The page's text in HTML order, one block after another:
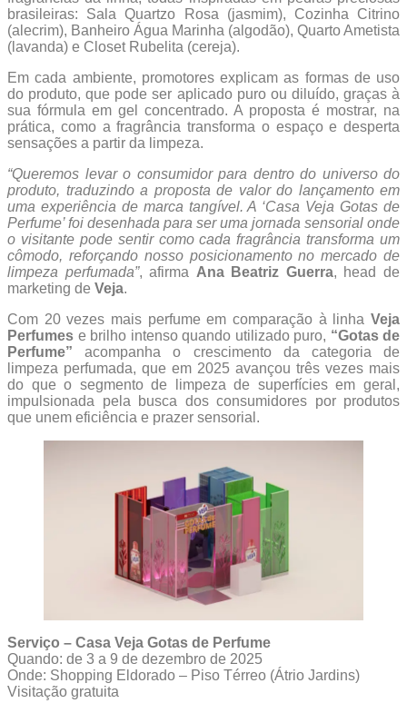
brasileiras: Sala Quartzo Rosa (jasmim), Cozinha Citrino
(alecrim), Banheiro Água Marinha (algodão), Quarto Ametista
(lavanda) e Closet Rubelita (cereja).
Em cada ambiente, promotores explicam as formas de uso
do produto, que pode ser aplicado puro ou diluído, graças à
sua fórmula em gel concentrado. A proposta é mostrar, na
prática, como a fragrância transforma o espaço e desperta
sensações a partir da limpeza.
“Queremos levar o consumidor para dentro do universo do
produto, traduzindo a proposta de valor do lançamento em
uma experiência de marca tangível. A ‘Casa Veja Gotas de
Perfume’ foi desenhada para ser uma jornada sensorial onde
o visitante pode sentir como cada fragrância transforma um
cômodo, reforçando nosso posicionamento no mercado de
limpeza perfumada”, afirma Ana Beatriz Guerra, head de
marketing de Veja.
Com 20 vezes mais perfume em comparação à linha Veja
Perfumes e brilho intenso quando utilizado puro, “Gotas de
Perfume” acompanha o crescimento da categoria de
limpeza perfumada, que em 2025 avançou três vezes mais
do que o segmento de limpeza de superfícies em geral,
impulsionada pela busca dos consumidores por produtos
que unem eficiência e prazer sensorial.
Serviço – Casa Veja Gotas de Perfume
Quando: de 3 a 9 de dezembro de 2025
Onde: Shopping Eldorado – Piso Térreo (Átrio Jardins)
Visitação gratuita